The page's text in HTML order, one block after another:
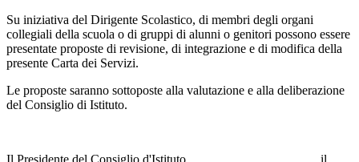
Su iniziativa del Dirigente Scolastico, di membri degli organi
collegiali della scuola o di gruppi di alunni o genitori possono essere
presentate proposte di revisione, di integrazione e di modifica della
presente Carta dei Servizi.
Le proposte saranno sottoposte alla valutazione e alla deliberazione
del Consiglio di Istituto.
Il Presidente del Consiglio d'Istituto il